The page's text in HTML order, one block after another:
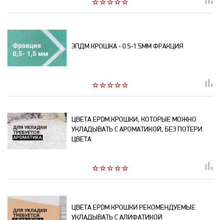
ЭПДМ КРОШКА - 0.5-1.5MM ФРАКЦИЯ
ЦВЕТА EPDM КРОШКИ, КОТОРЫЕ МОЖНО
УКЛАДЫВАТЬ С АРОМАТИКОЙ, БЕЗ ПОТЕРИ
ЦВЕТА
ЦВЕТА EPDM КРОШКИ РЕКОМЕНДУЕМЫЕ
УКЛАДЫВАТЬ С АЛИФАТИКОЙ